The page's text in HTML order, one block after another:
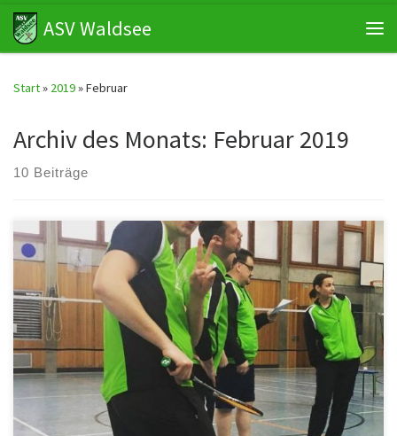
Zum Inhalt springen
ASV Waldsee
Start» 2019»Februar
Archiv des Monats: Februar 2019
10 Beiträge
Bezirksliga Süd: ASV Waldsee 1 – SG Speyer/Römerberg 2 7:1 Im
Spitzenspiel gegen den Tabellenzweiten konnte sich unser Team
klar […]